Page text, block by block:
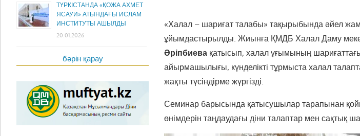
«Халал – шариғат талабы» тақырыбында әйел
ұйымдастырылды. Жиынға ҚМДБ Халал Даму
Әріпбиева қатысып, халал ұғымының
айырмашылығы, күнделікті тұрмыста халал
жақты түсіндірме жүргізді.
Семинар барысында қатысушылар тарапынан
өнімдерін таңдаудағы діни талаптар мен сақтық
ТҮРКІСТАНДА «ҚОЖА АХМЕТ
ЯСАУИ» АТЫНДАҒЫ ИСЛАМ
ИНСТИТУТЫ АШЫЛДЫ
20.01.2026
бәрін қарау